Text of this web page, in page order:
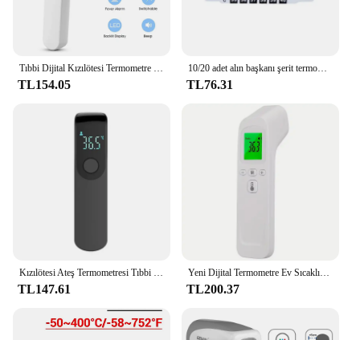
TL154.05
10/20 adet alın başkanı şerit termometre su süt termometre ateş vücut bebek çocuk çocuk testi sıcaklık Sticker bebek bakımı
TL76.31
TL147.61
Yeni Dijital Termometre Ev Sıcaklık Ölçümü Tıbbi temassız Kızılötesi Lazer Sıcaklık Tabancası Test Cihazı-50-500
TL200.37